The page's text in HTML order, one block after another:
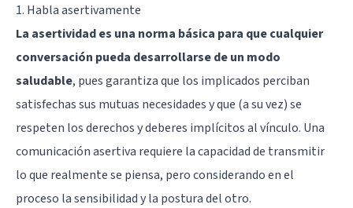
1. Habla asertivamente
La asertividad es una norma básica para que cualquier
conversación pueda desarrollarse de un modo
saludable, pues garantiza que los implicados perciban
satisfechas sus mutuas necesidades y que (a su vez) se
respeten los derechos y deberes implícitos al vínculo. Una
comunicación asertiva requiere la capacidad de transmitir
lo que realmente se piensa, pero considerando en el
proceso la sensibilidad y la postura del otro.